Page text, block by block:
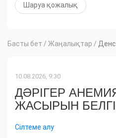
Шаруа қожалық
Басты бет / Жаңалықтар /
10.08.2026, 9:30
ДӘРІГЕР
ЖАСЫРЫН
Сілтеме алу